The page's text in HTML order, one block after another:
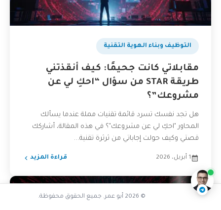
التوظيف وبناء الهوية التقنية
مقابلاتي كانت جحيمًا: كيف أنقذتني
طريقة STAR من سؤال “احكِ لي عن
مشروعك”؟
هل تجد نفسك تسرد قائمة تقنيات مملة عندما يسألك
المحاور "احكِ لي عن مشروعك"؟ في هذه المقالة، أشاركك
قصتي وكيف حولت إجاباتي من ثرثرة تقنية...
1 أبريل، 2026 قراءة المزيد
ناقشنا على تليجرام
© 2026 أبو عمر. جميع الحقوق محفوظة.